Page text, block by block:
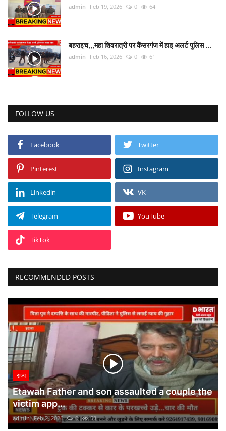
admin Feb 19, 2026 0 64
बहराइच,,,महा शिवरात्री पर कैंसरगंज में हाइ अलर्ट पुलिस ...
admin Feb 16, 2026 0 61
FOLLOW US
Facebook Twitter
Pinterest Instagram
Linkedin VK
Telegram YouTube
TikTok
RECOMMENDED POSTS
राज्य
Etawah Father and son assaulted a couple the
victim app...
admin Feb 2, 2026 0 53